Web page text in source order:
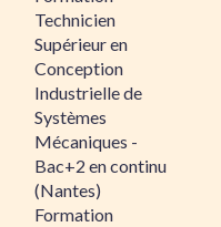
Technicien
Supérieur en
Conception
Industrielle de
Systèmes
Mécaniques -
Bac+2 en continu
(Nantes)
Formation